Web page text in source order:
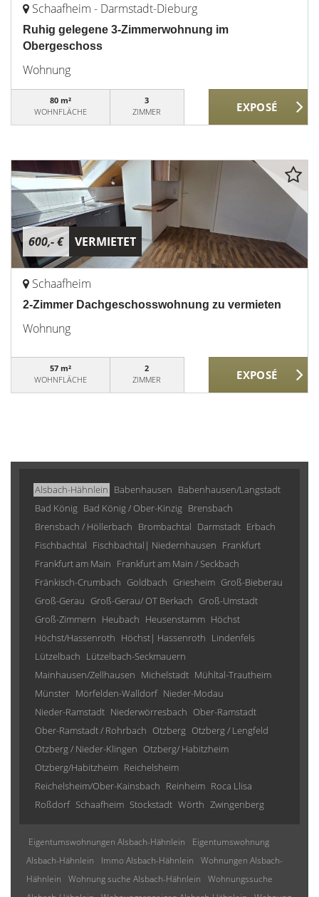
Schaafheim - Darmstadt-Dieburg
Ruhig gelegene 3-Zimmerwohnung im
Obergeschoss
Wohnung
80 m²
WOHNFLÄCHE
3
ZIMMER
600,- € VERMIETET
Schaafheim
2-Zimmer Dachgeschosswohnung zu vermieten
Wohnung
57 m²
WOHNFLÄCHE
2
ZIMMER
Alsbach-Hähnlein Babenhausen Babenhausen/Langstadt
Bad König Bad König / Ober-Kinzig Brensbach
Brensbach / Höllerbach Brombachtal Darmstadt Erbach
Fischbachtal Fischbachtal| Niedernhausen Frankfurt
Frankfurt am Main Frankfurt am Main / Seckbach
Fränkisch-Crumbach Goldbach Griesheim Groß-Bieberau
Groß-Gerau Groß-Gerau/ OT Berkach Groß-Umstadt
Groß-Zimmern Heubach Heusenstamm Höchst
Höchst/Hassenroth Höchst| Hassenroth Lindenfels
Lützelbach Lützelbach-Seckmauern
Mainhausen/Zellhausen Michelstadt Mühltal-Trautheim
Münster Mörfelden-Walldorf Nieder-Modau
Nieder-Ramstadt Niederwörresbach Ober-Ramstadt
Ober-Ramstadt / Rohrbach Otzberg Otzberg / Lengfeld
Otzberg / Nieder-Klingen Otzberg/ Habitzheim
Otzberg/Habitzheim Reichelsheim
Reichelsheim/Ober-Kainsbach Reinheim Roca Llisa
Roßdorf Schaafheim Stockstadt Wörth Zwingenberg
Eigentumswohnungen Alsbach-Hähnlein
Eigentumswohnung
Alsbach-Hähnlein
Immo Alsbach-Hähnlein
Wohnungen Alsbach-
Hähnlein
Wohnung suche Alsbach-Hähnlein
Wohnungssuche